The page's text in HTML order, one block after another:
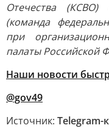
Отечества
(команда
при
палаты Российской
Наши новости
@gov49
Источник: Telegram-